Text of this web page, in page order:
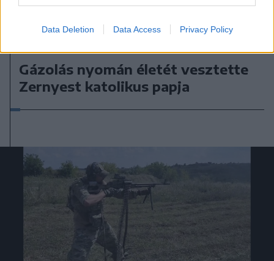
Data Deletion Data Access Privacy Policy
Gázolás nyomán életét vesztette
Zernyest katolikus papja